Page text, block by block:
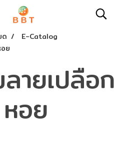
ด
E-Catalog
ย
ายเปลือก
หอย